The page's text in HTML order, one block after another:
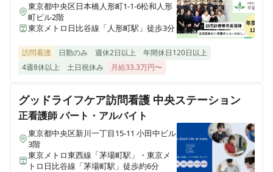
東京都中央区日本橋人形町1-1-6松和人形
町ビル2階
東京メトロ日比谷線「人形町駅」徒歩3分
訪問看護 日勤のみ 週休2日以上
年間休日120日以上
4週8休以上
土日祝休み 月給33.3万円〜
グッドライフケア訪問看護 中央ステーション
正看護師パート・アルバイト
東京都中央区新川一丁目15-11 小田中ビル
3階
東京メトロ東西線「茅場町駅」・東京メ
トロ日比谷線「茅場町駅」徒歩約6分